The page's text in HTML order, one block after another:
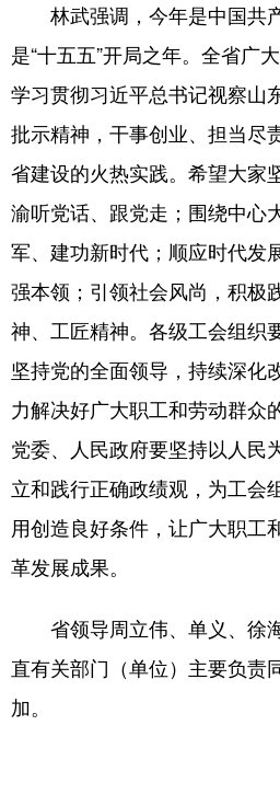
林武强调，今年是中国共
是“十五五”开局之年。全省广
学习贯彻习近平总书记视察山
批示精神，干事创业、担当尽
省建设的火热实践。希望大家
渝听党话、跟党走；围绕中心
军、建功新时代；顺应时代发
强本领；引领社会风尚，积极
神、工匠精神。各级工会组织
坚持党的全面领导，持续深化
力解决好广大职工和劳动群众
党委、人民政府要坚持以人民
立和践行正确政绩观，为工会
用创造良好条件，让广大职工
革发展成果。
省领导周立伟、单义、徐
直有关部门（单位）主要负责
加。